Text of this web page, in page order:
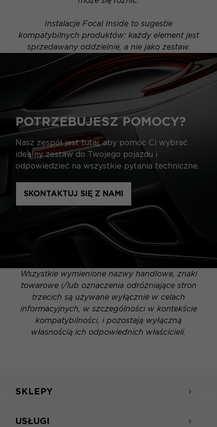
Instalacje Focal Inside to sugestie
kompatybilnych produktów: każdy element jest
sprzedawany oddzielnie, a nie jako zestaw.
POTRZEBUJESZ POMOCY?
Nasz zespół jest tutaj, aby pomóc Ci wybrać
idealny zestaw do Twojego pojazdu i
odpowiedzieć na wszystkie pytania techniczne.
SKONTAKTUJ SIĘ Z NAMI
Wszystkie wymienione nazwy handlowe, znaki
towarowe i/lub oznaczenia odróżniające stron
trzecich są używane wyłącznie w celach
informacyjnych, w szczególności w kontekście
kompatybilności, i pozostają wyłączną
własnością ich odpowiednich właścicieli.
SKLEPY
USŁUGI